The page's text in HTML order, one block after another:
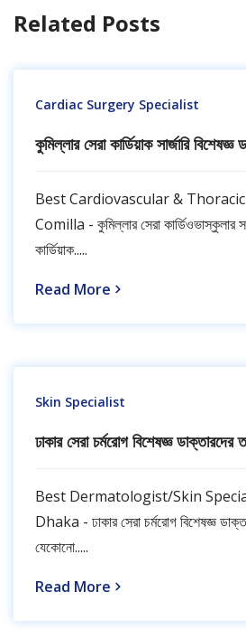
Related Posts
Cardiac Surgery Specialist
কুমিল্লার সেরা কার্ডিয়াক সার্জারি বিশেষজ্ঞ
Best Cardiovascular &
Comilla - কুমিল্লার সেরা কার্ডিওভাস্কুলার
কার্ডিয়াক.....
Read More
Skin Specialist
ঢাকার সেরা চর্মরোগ বিশেষজ্ঞ
Best Dermatologist/Skin
Dhaka - ঢাকার সেরা চর্মরোগ বিশেষজ্ঞ
যেকোনো.....
Read More